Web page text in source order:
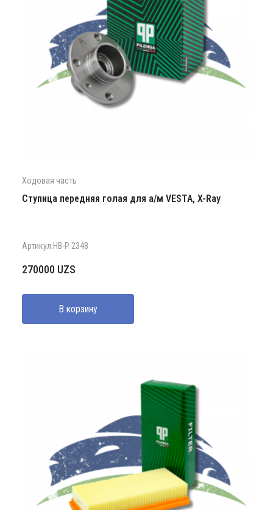
Ходовая часть
Ступица передняя голая для а/м VESTA, X-Ray
Артикул:HB-P 2348
270000 UZS
В корзину